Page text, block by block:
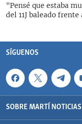
"Pensé que estaba
del 11J baleado
SÍGUENOS
SOBRE MARTÍ NOTICIAS